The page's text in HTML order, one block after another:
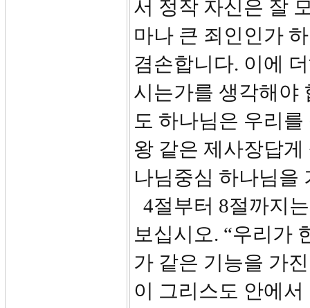
서 정작 자신은 잘
마나 큰 죄인인가
겸손합니다. 이에
시는가를 생각해야
도 하나님은 우리
왕 같은 제사장답
나님중심 하나님을
4절부터 8절까지
보십시오. “우리가
가 같은 기능을 가
이 그리스도 안에